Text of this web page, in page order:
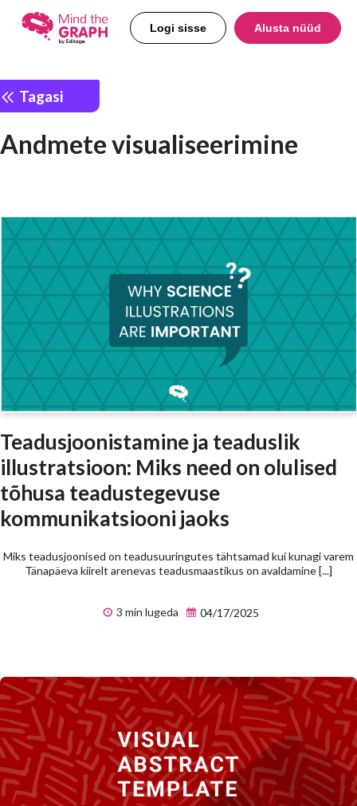
Logi sisse Alusta nüüd
Tagasi
Andmete visualiseerimine
Teadusjoonistamine ja teaduslik
illustratsioon: Miks need on olulised
tõhusa teadustegevuse
kommunikatsiooni jaoks
Miks teadusjoonised on teadusuuringutes tähtsamad kui kunagi varem
Tänapäeva kiirelt arenevas teadusmaastikus on avaldamine [...]
3 min lugeda 04/17/2025